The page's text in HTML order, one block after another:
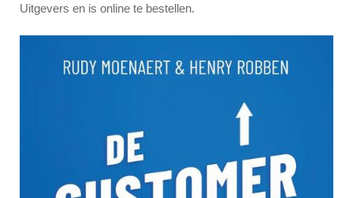
Uitgevers en is online te bestellen.